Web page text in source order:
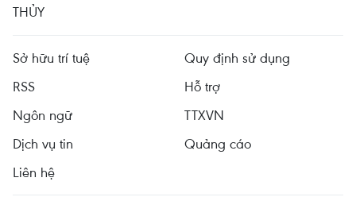
THỦY
Sở hữu trí tuệ
Quy định sử dụng
RSS
Hỗ trợ
Ngôn ngữ
TTXVN
Dịch vụ tin
Quảng cáo
Liên hệ